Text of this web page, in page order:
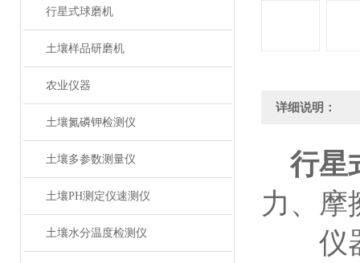
行星式球磨机
土壤样品研磨机
农业仪器
土壤氮磷钾检测仪
土壤多参数测量仪
土壤PH测定仪速测仪
土壤水分温度检测仪
详细说明：
行星
力、摩
仪器